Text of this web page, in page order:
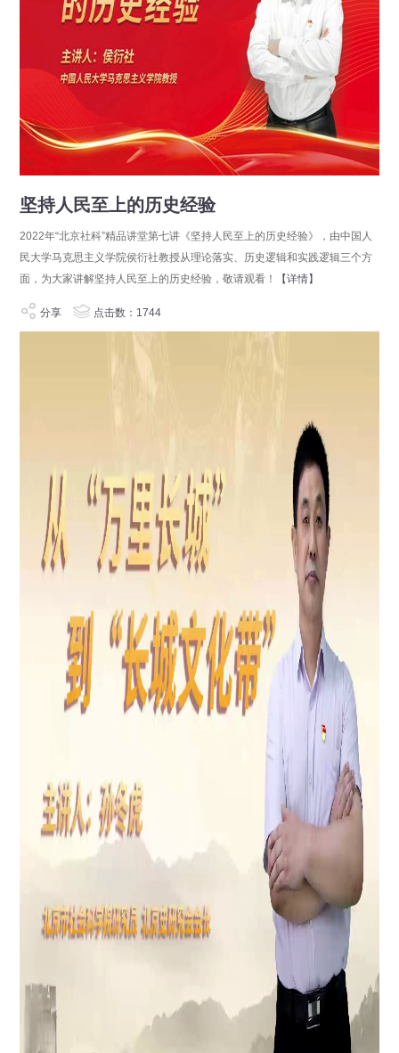
坚持人民至上的历史经验
2022年“北京社科”精品讲堂第七讲《坚持人民至上的历史经验》，由中国人
民大学马克思主义学院侯衍社教授从理论落实、历史逻辑和实践逻辑三个方
面，为大家讲解坚持人民至上的历史经验，敬请观看！
【详情】
分享 点击数：1744